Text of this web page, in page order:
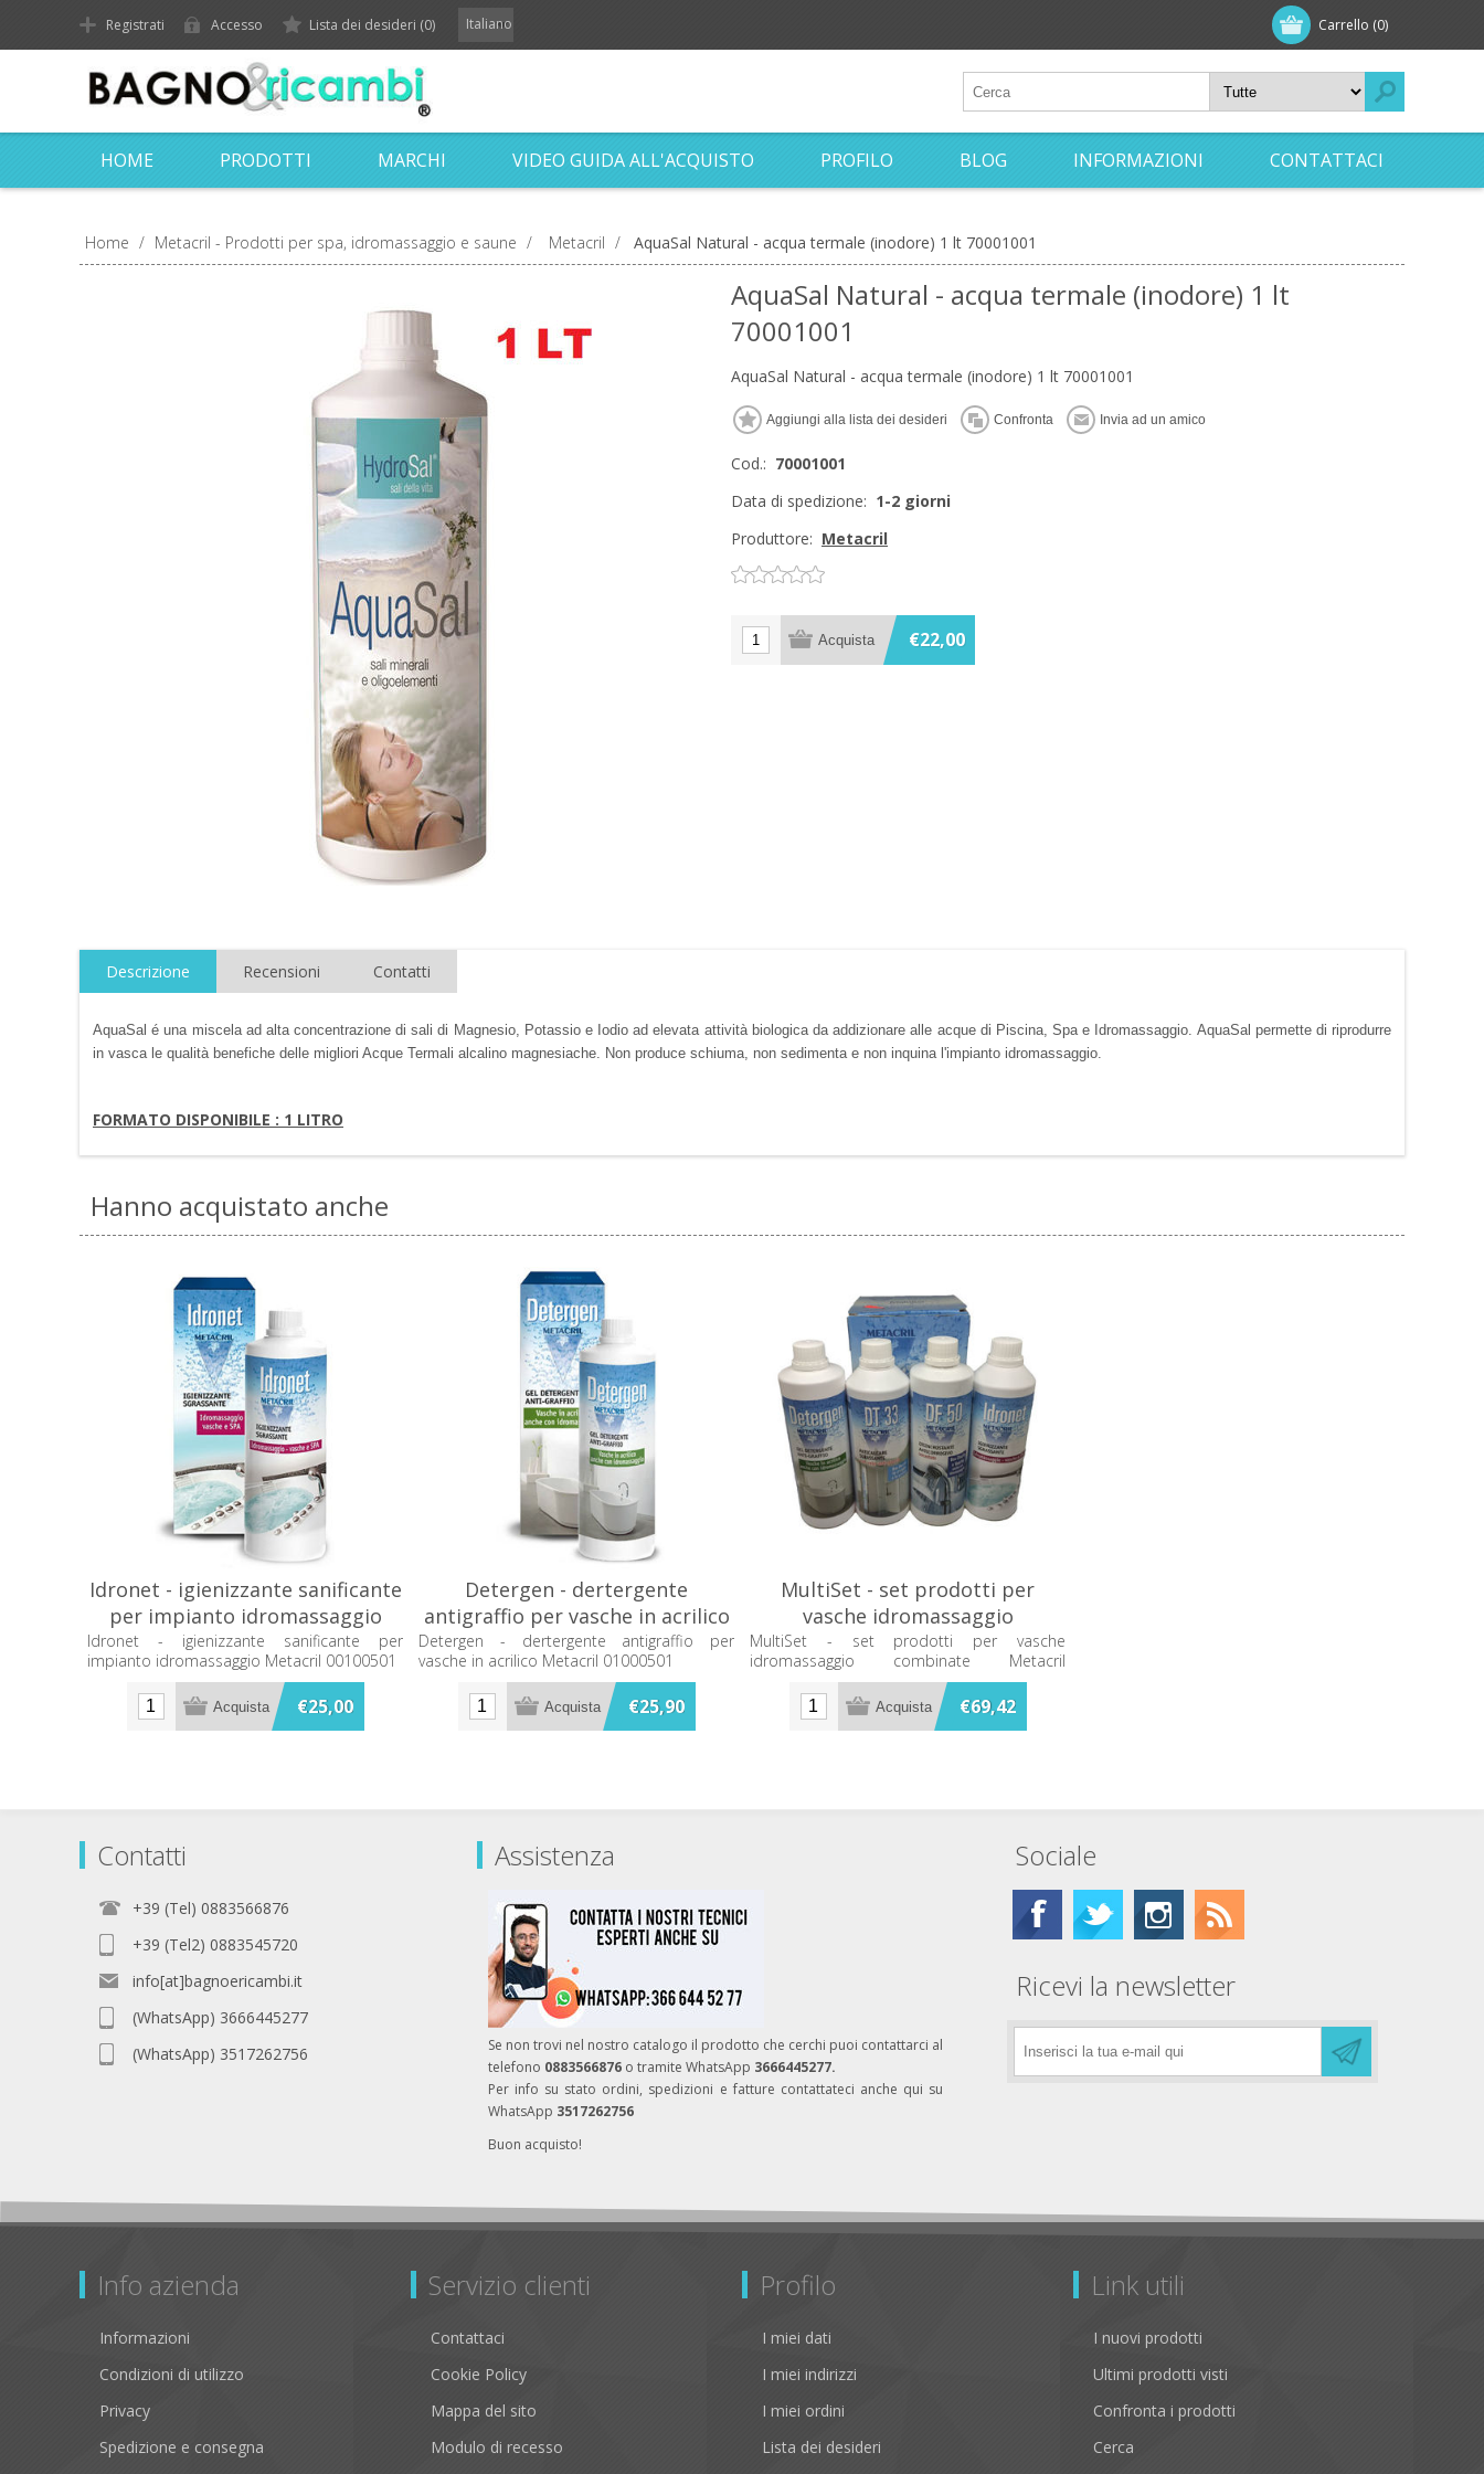
Carrello (0)
Registrati Accesso Lista dei desideri (0) Italiano
HOME PRODOTTI MARCHI VIDEO GUIDA ALL'ACQUISTO PROFILO BLOG INFORMAZIONI CONTATTACI
Home / Metacril - Prodotti per spa, idromassaggio e saune / Metacril / AquaSal Natural - acqua termale (inodore) 1 lt 70001001
AquaSal Natural - acqua termale (inodore) 1 lt
70001001
AquaSal Natural - acqua termale (inodore) 1 lt 70001001
Cod.: 70001001
Data di spedizione: 1-2 giorni
Produttore: Metacril
€22,00
Descrizione Recensioni Contatti
AquaSal é una miscela ad alta concentrazione di sali di Magnesio, Potassio e Iodio ad elevata attività biologica da addizionare alle acque di Piscina, Spa e Idromassaggio. AquaSal permette di riprodurre
in vasca le qualità benefiche delle migliori Acque Termali alcalino magnesiache. Non produce schiuma, non sedimenta e non inquina l'impianto idromassaggio.
FORMATO DISPONIBILE : 1 LITRO
Hanno acquistato anche
Idronet - igienizzante sanificante
per impianto idromassaggio
Metacril 00100501
Idronet - igienizzante sanificante per
impianto idromassaggio Metacril 00100501
€25,00
Detergen - dertergente
antigraffio per vasche in acrilico
Metacril 01000501
Detergen - dertergente antigraffio per
vasche in acrilico Metacril 01000501
€25,90
MultiSet - set prodotti per
vasche idromassaggio
combinate Metacril 02300001
MultiSet - set prodotti per vasche
idromassaggio combinate Metacril
€69,42
Contatti
+39 (Tel) 0883566876
+39 (Tel2) 0883545720
info[at]bagnoericambi.it
(WhatsApp) 3666445277
(WhatsApp) 3517262756
Assistenza
Se non trovi nel nostro catalogo il prodotto che cerchi puoi contattarci al
telefono 0883566876 o tramite WhatsApp 3666445277.
Per info su stato ordini, spedizioni e fatture contattateci anche qui su
WhatsApp 3517262756
Buon acquisto!
Sociale
Ricevi la newsletter
Info azienda
Informazioni
Condizioni di utilizzo
Privacy
Spedizione e consegna
Servizio clienti
Contattaci
Cookie Policy
Mappa del sito
Modulo di recesso
Profilo
I miei dati
I miei indirizzi
I miei ordini
Lista dei desideri
Link utili
I nuovi prodotti
Ultimi prodotti visti
Confronta i prodotti
Cerca